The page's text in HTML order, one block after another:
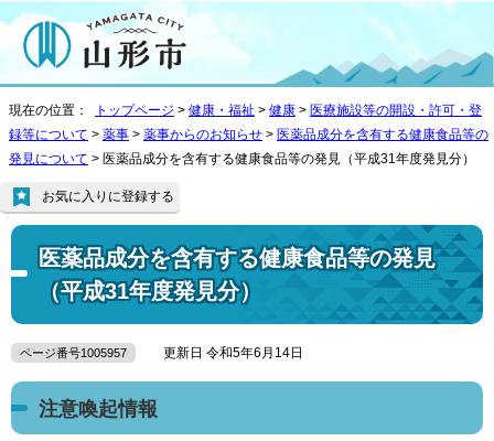
現在の位置： トップページ > 健康・福祉 > 健康 > 医療施設等の開設・許可・登
録等について > 薬事 > 薬事からのお知らせ > 医薬品成分を含有する健康食品等の
発見について > 医薬品成分を含有する健康食品等の発見（平成31年度発見分）
医薬品成分を含有する健康食品等の発見
（平成31年度発見分）
お気に入りに登録する
ページ番号1005957 更新日 令和5年6月14日
注意喚起情報